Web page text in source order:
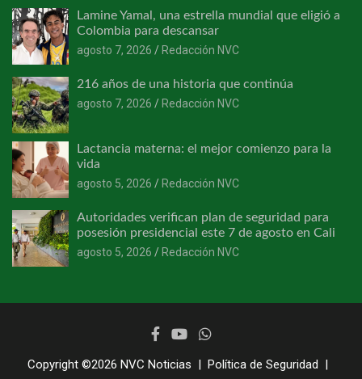
Lamine Yamal, una estrella mundial que eligió a
Colombia para descansar
agosto 7, 2026
Redacción NVC
216 años de una historia que continúa
agosto 7, 2026
Redacción NVC
Lactancia materna: el mejor comienzo para la
vida
agosto 5, 2026
Redacción NVC
Autoridades verifican plan de seguridad para
posesión presidencial este 7 de agosto en Cali
agosto 5, 2026
Redacción NVC
Copyright ©2026 NVC Noticias
Política de Seguridad